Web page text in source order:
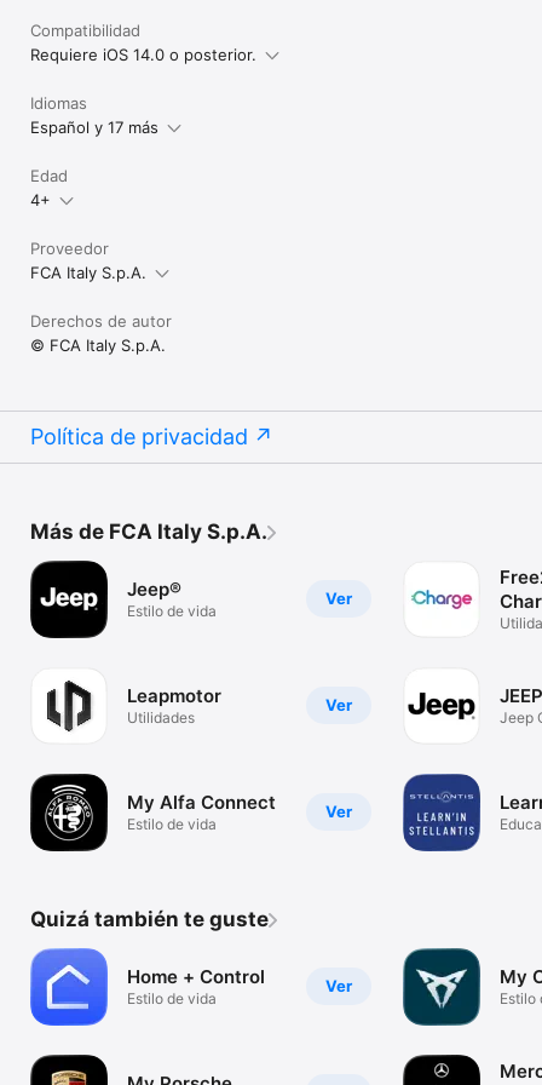
Compatibilidad
Requiere iOS 14.0 o posterior.
Idiomas
Español y 17 más
Edad
4+
Proveedor
FCA Italy S.p.A.
Derechos de autor
© FCA Italy S.p.A.
Política de privacidad
Más de FCA Italy S.p.A.
Ver
Jeep®
Estilo de vida
Ver
Leapmotor
Utilidades
Ver
My Alfa Connect
Estilo de vida
Jeep
Quizá también te guste
Ver
Home + Control
Estilo de vida
My
Estilo